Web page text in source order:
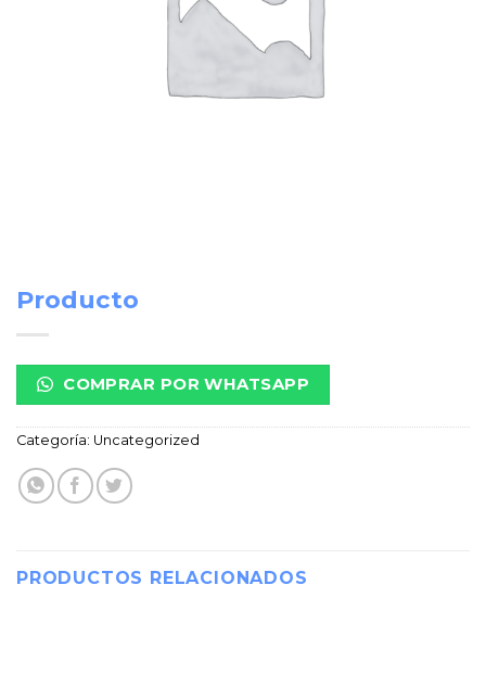
Producto
COMPRAR POR WHATSAPP
Categoría: Uncategorized
PRODUCTOS RELACIONADOS